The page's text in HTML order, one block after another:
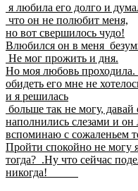
я любила его долго и
что он не полюбит меня,
но вот свершилось чудо!
Влюбился он в меня
Не мог прожить и дня.
Но моя любовь проходила.
обидеть его мне не
и я решилась
больше так не могу, давай
наполнились слезами и
вспоминаю с сожаленьем
Пройти спокойно не могу
тогда? .Ну что сейчас
никогда!